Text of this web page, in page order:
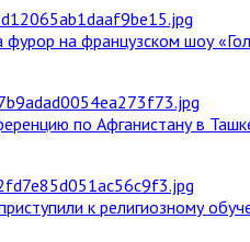
на французском шоу
по Афганистану в
к религиозному